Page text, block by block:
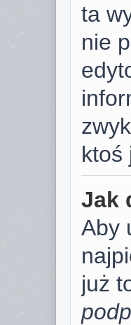
ta
nie
ktoś
Jak
Aby
już